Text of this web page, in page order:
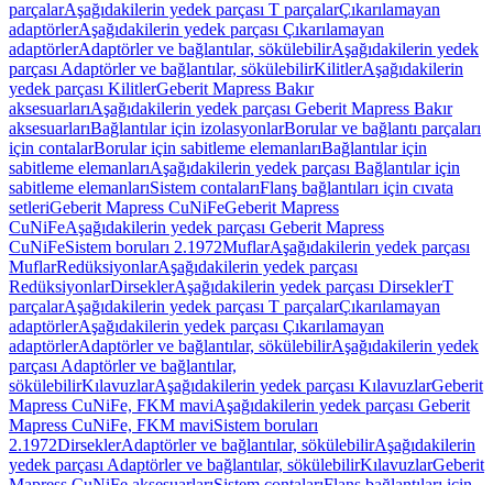
parçalarAşağıdakilerin yedek parçası T parçalarÇıkarılamayan
adaptörlerAşağıdakilerin yedek parçası Çıkarılamayan
adaptörlerAdaptörler ve bağlantılar, sökülebilirAşağıdakilerin yedek
parçası Adaptörler ve bağlantılar, sökülebilirKilitlerAşağıdakilerin
yedek parçası KilitlerGeberit Mapress Bakır
aksesuarlarıAşağıdakilerin yedek parçası Geberit Mapress Bakır
aksesuarlarıBağlantılar için izolasyonlarBorular ve bağlantı parçaları
için contalarBorular için sabitleme elemanlarıBağlantılar için
sabitleme elemanlarıAşağıdakilerin yedek parçası Bağlantılar için
sabitleme elemanlarıSistem contalarıFlanş bağlantıları için cıvata
setleriGeberit Mapress CuNiFeGeberit Mapress
CuNiFeAşağıdakilerin yedek parçası Geberit Mapress
CuNiFeSistem boruları 2.1972MuflarAşağıdakilerin yedek parçası
MuflarRedüksiyonlarAşağıdakilerin yedek parçası
RedüksiyonlarDirseklerAşağıdakilerin yedek parçası DirseklerT
parçalarAşağıdakilerin yedek parçası T parçalarÇıkarılamayan
adaptörlerAşağıdakilerin yedek parçası Çıkarılamayan
adaptörlerAdaptörler ve bağlantılar, sökülebilirAşağıdakilerin yedek
parçası Adaptörler ve bağlantılar,
sökülebilirKılavuzlarAşağıdakilerin yedek parçası KılavuzlarGeberit
Mapress CuNiFe, FKM maviAşağıdakilerin yedek parçası Geberit
Mapress CuNiFe, FKM maviSistem boruları
2.1972DirseklerAdaptörler ve bağlantılar, sökülebilirAşağıdakilerin
yedek parçası Adaptörler ve bağlantılar, sökülebilirKılavuzlarGeberit